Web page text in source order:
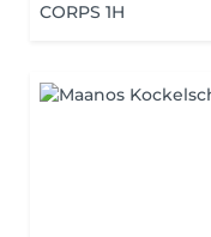
CORPS 1H